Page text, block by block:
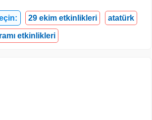
29 ekim etkinlikleri atatürk
etkinlikleri